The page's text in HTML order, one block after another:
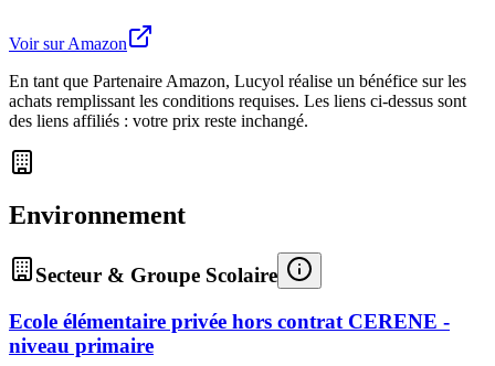
Voir sur Amazon
En tant que Partenaire Amazon, Lucyol réalise un bénéfice sur les
achats remplissant les conditions requises. Les liens ci-dessus sont
des liens affiliés : votre prix reste inchangé.
Environnement
Secteur & Groupe Scolaire
Ecole élémentaire privée hors contrat CERENE -
niveau primaire